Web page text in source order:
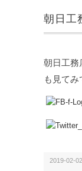
朝日工
朝日工務
も見てみ
2019-02-